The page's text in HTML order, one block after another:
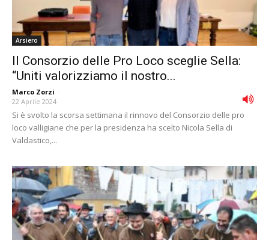
Arsiero
Il Consorzio delle Pro Loco sceglie Sella:
“Uniti valorizziamo il nostro...
Marco Zorzi -
22 Aprile 2024
Si è svolto la scorsa settimana il rinnovo del Consorzio delle pro
loco valligiane che per la presidenza ha scelto Nicola Sella di
Valdastico,...